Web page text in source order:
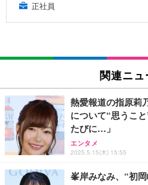
正社員
関連ニュ
熱愛報道の指原莉
について“思うこ
たびに…」
エンタメ
2025.5.15(木) 15:55
峯岸みなみ、“初